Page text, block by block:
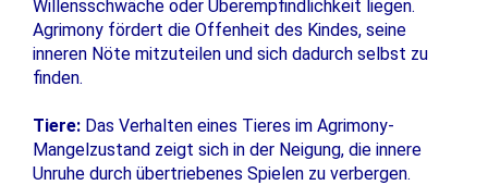
Willensschwäche oder Überempfindlichkeit liegen.
Agrimony fördert die Offenheit des Kindes, seine
inneren Nöte mitzuteilen und sich dadurch selbst zu
finden.
Tiere: Das Verhalten eines Tieres im Agrimony-
Mangelzustand zeigt sich in der Neigung, die innere
Unruhe durch übertriebenes Spielen zu verbergen.